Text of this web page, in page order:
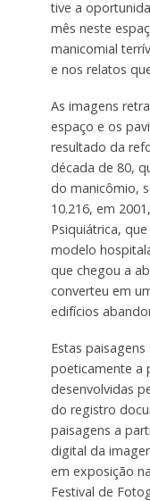
tive a
mês neste
manicomial
e nos relatos
As imagens
espaço e os
resultado da
década de 80,
do manicômio,
10.216, em
Psiquiátrica,
modelo
que chegou a
converteu em
edifícios
Estas
poeticamente a
desenvolvidas
do registro
paisagens a
digital da
em exposição
Festival de